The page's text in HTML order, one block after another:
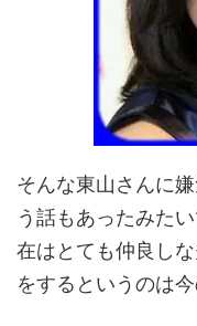
そんな東山さんに
う話もあったみた
在はとても仲良し
をするというのは